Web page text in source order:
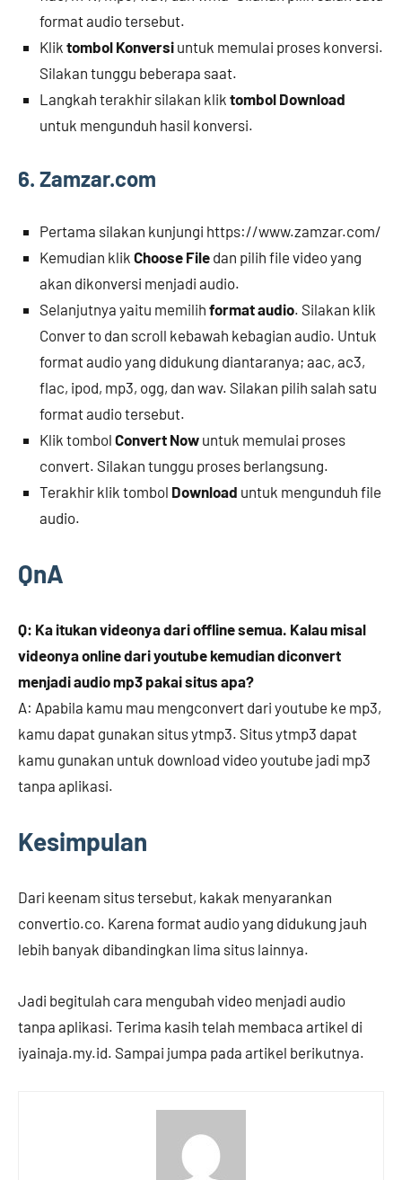
format audio tersebut.
Klik tombol Konversi untuk memulai proses konversi.
Silakan tunggu beberapa saat.
Langkah terakhir silakan klik tombol Download
untuk mengunduh hasil konversi.
6. Zamzar.com
Pertama silakan kunjungi https://www.zamzar.com/
Kemudian klik Choose File dan pilih file video yang
akan dikonversi menjadi audio.
Selanjutnya yaitu memilih format audio. Silakan klik
Conver to dan scroll kebawah kebagian audio. Untuk
format audio yang didukung diantaranya; aac, ac3,
flac, ipod, mp3, ogg, dan wav. Silakan pilih salah satu
format audio tersebut.
Klik tombol Convert Now untuk memulai proses
convert. Silakan tunggu proses berlangsung.
Terakhir klik tombol Download untuk mengunduh file
audio.
QnA
Q: Ka itukan videonya dari offline semua. Kalau misal
videonya online dari youtube kemudian diconvert
menjadi audio mp3 pakai situs apa?
A: Apabila kamu mau mengconvert dari youtube ke mp3,
kamu dapat gunakan situs ytmp3. Situs ytmp3 dapat
kamu gunakan untuk download video youtube jadi mp3
tanpa aplikasi.
Kesimpulan
Dari keenam situs tersebut, kakak menyarankan
convertio.co. Karena format audio yang didukung jauh
lebih banyak dibandingkan lima situs lainnya.
Jadi begitulah cara mengubah video menjadi audio
tanpa aplikasi. Terima kasih telah membaca artikel di
iyainaja.my.id. Sampai jumpa pada artikel berikutnya.